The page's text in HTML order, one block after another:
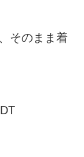
そのまま着